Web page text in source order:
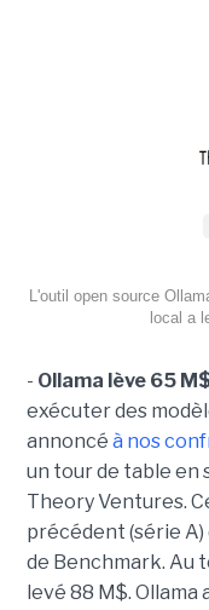
L'outil open source
local a
- Ollama lève 65
exécuter des
annoncé à nos
un tour de table en
Theory Ventures.
précédent (série A)
de Benchmark. Au
levé 88 M$.